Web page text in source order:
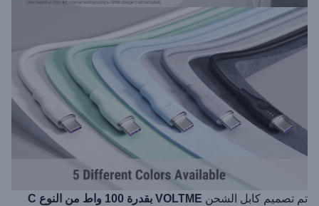
تم تصميم كابل الشحن
VOLTME بقدرة 100 واط من النوع C